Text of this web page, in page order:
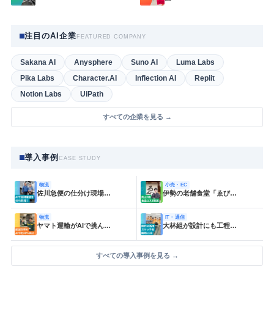
注目のAI企業 FEATURED COMPANY
Sakana AI Anysphere Suno AI
Luma Labs
Pika Labs
Character.AI Inflection AI
Replit
Notion Labs
UiPath
すべての企業を見る →
導入事例CASE STUDY
物流
佐川急便の仕分け現場…
小売・EC
伊勢の老舗食堂「ゑび…
物流
ヤマト運輸がAIで挑ん…
IT・通信
大林組が設計にも工程…
すべての導入事例を見る →